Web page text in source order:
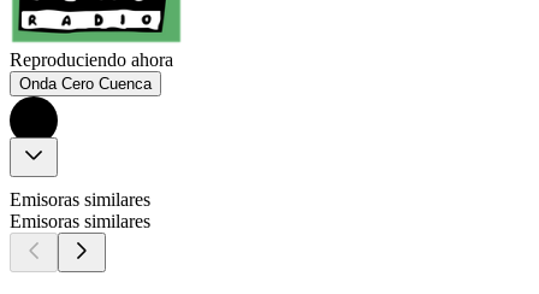
Reproduciendo ahora
Onda Cero Cuenca
Emisoras similares
Emisoras similares